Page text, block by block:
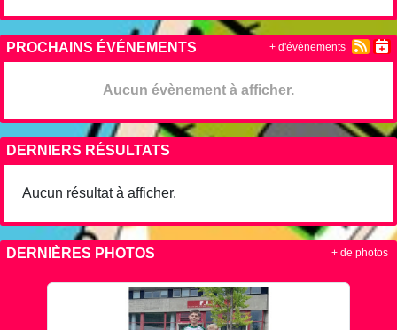
PROCHAINS ÉVÉNEMENTS
Aucun évènement à afficher.
+ d'évènements
DERNIERS RÉSULTATS
Aucun résultat à afficher.
DERNIÈRES PHOTOS + de photos